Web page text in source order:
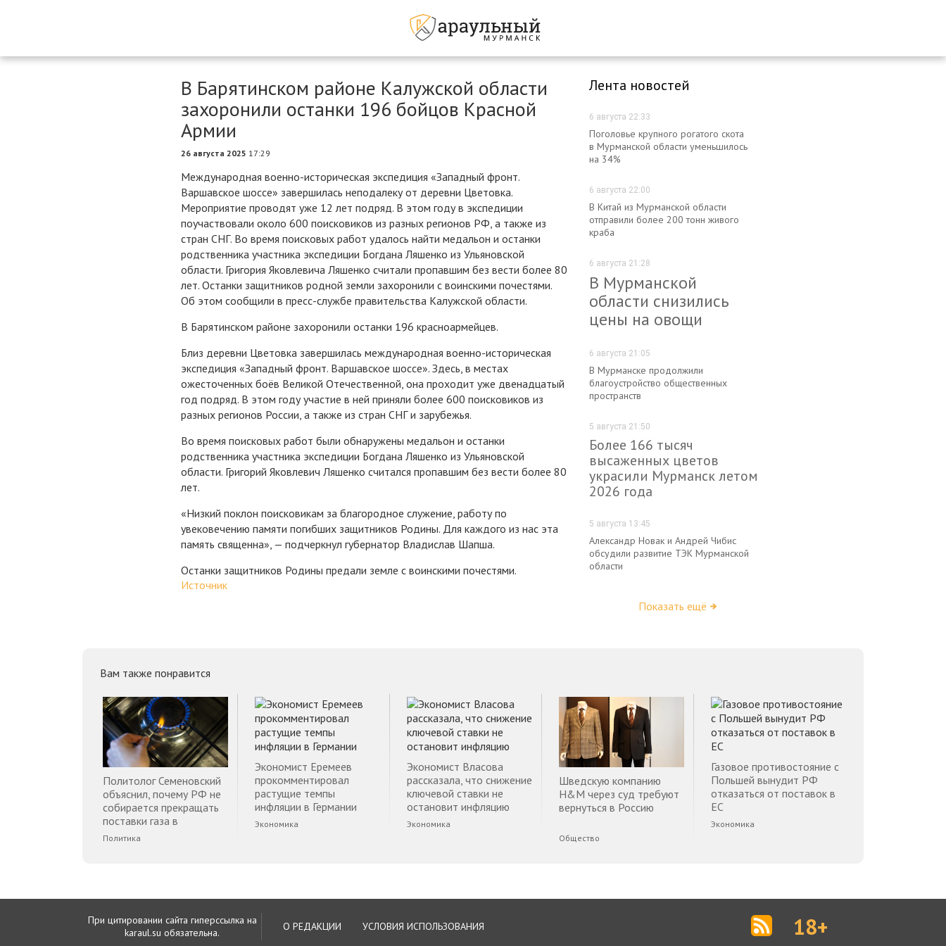
В Барятинском районе Калужской области
захоронили останки 196 бойцов Красной
Армии
26 августа 2025 17:29
Международная военно-историческая экспедиция «Западный фронт.
Варшавское шоссе» завершилась неподалеку от деревни Цветовка.
Мероприятие проводят уже 12 лет подряд. В этом году в экспедиции
поучаствовали около 600 поисковиков из разных регионов РФ, а также из
стран СНГ. Во время поисковых работ удалось найти медальон и останки
родственника участника экспедиции Богдана Ляшенко из Ульяновской
области. Григория Яковлевича Ляшенко считали пропавшим без вести более 80
лет. Останки защитников родной земли захоронили с воинскими почестями.
Об этом сообщили в пресс-службе правительства Калужской области.
В Барятинском районе захоронили останки 196 красноармейцев.
Близ деревни Цветовка завершилась международная военно-историческая
экспедиция «Западный фронт. Варшавское шоссе». Здесь, в местах
ожесточенных боёв Великой Отечественной, она проходит уже двенадцатый
год подряд. В этом году участие в ней приняли более 600 поисковиков из
разных регионов России, а также из стран СНГ и зарубежья.
Во время поисковых работ были обнаружены медальон и останки
родственника участника экспедиции Богдана Ляшенко из Ульяновской
области. Григорий Яковлевич Ляшенко считался пропавшим без вести более 80
лет.
«Низкий поклон поисковикам за благородное служение, работу по
увековечению памяти погибших защитников Родины. Для каждого из нас эта
память священна», — подчеркнул губернатор Владислав Шапша.
Останки защитников Родины предали земле с воинскими почестями.
Источник
Лента новостей
6 августа 22:33
Поголовье крупного рогатого скота
в Мурманской области уменьшилось
на 34%
6 августа 22:00
В Китай из Мурманской области
отправили более 200 тонн живого
краба
6 августа 21:28
В Мурманской
области снизились
цены на овощи
6 августа 21:05
В Мурманске продолжили
благоустройство общественных
пространств
5 августа 21:50
Более 166 тысяч
высаженных цветов
украсили Мурманск летом
2026 года
5 августа 13:45
Александр Новак и Андрей Чибис
обсудили развитие ТЭК Мурманской
области
Показать ещё
Вам также понравится
Политолог Семеновский
объяснил, почему РФ не
собирается прекращать
поставки газа в
Финляндию
Политика
Экономист Еремеев
прокомментировал
растущие темпы
инфляции в Германии
Экономика
Экономист Власова
рассказала, что снижение
ключевой ставки не
остановит инфляцию
Экономика
Шведскую компанию
H&M через суд требуют
вернуться в Россию
Общество
Газовое противостояние с
Польшей вынудит РФ
отказаться от поставок в
ЕС
Экономика
18+
При цитировании сайта гиперссылка на
karaul.su обязательна.
О РЕДАКЦИИ УСЛОВИЯ ИСПОЛЬЗОВАНИЯ